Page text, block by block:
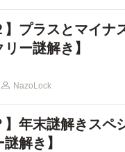
】プラスとマイナ
リー謎解き】
NazoLock
】年末謎解きスペ
解き】